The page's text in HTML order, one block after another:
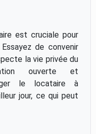
est cruciale pour
de convenir
la vie privée du
ouverte et
le locataire à
jour, ce qui peut